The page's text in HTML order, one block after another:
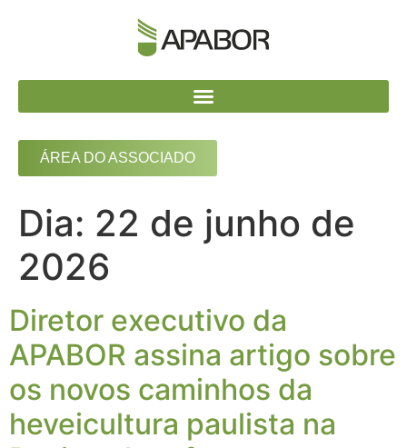
ÁREA DO ASSOCIADO
Dia: 22 de junho de
2026
Diretor executivo da
APABOR assina artigo sobre
os novos caminhos da
heveicultura paulista na